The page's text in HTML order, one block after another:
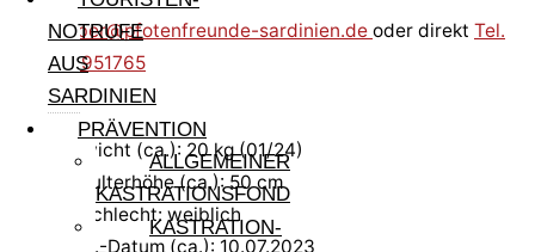
NOTRUFE
AUS
SARDINIEN
PRÄVENTION
ALLGEMEINER
KASTRATIONSFOND
KASTRATION-
jana.sieber@pfotenfreunde-sardinien.de oder direkt Tel.
0176 34951765
Gewicht (ca.): 20 kg (01/24)
Schulterhöhe (ca.): 50 cm
Geschlecht: weiblich
Geb.-Datum (ca.): 10.07.2023